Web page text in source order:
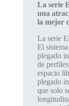
La serie
una
la mejor
La serie
El
plegado
de
espacio
plegado
que solo